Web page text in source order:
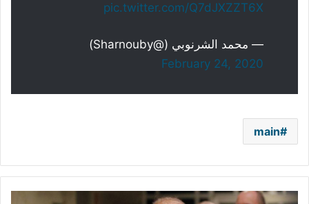
pic.twitter.com/Q7dJXZZT6X
— محمد الشرنوبي (@Sharnouby)
February 24, 2020
main
المحكمة